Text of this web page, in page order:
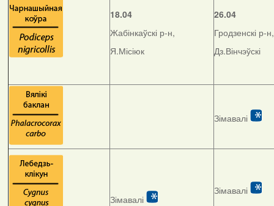
18.04
Жабінкаўскі р-н,
Я.Місіюк
26.04
Гродзенскі р-н,
Дз.Вінчэўскі
Зімавалі
Зімавалі
Зімавалі